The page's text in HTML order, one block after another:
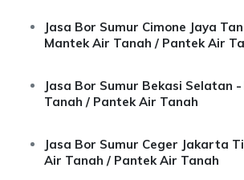
Jasa Bor Sumur Cimone Jaya
Mantek Air Tanah / Pantek Air
Jasa Bor Sumur Bekasi Selatan
Tanah / Pantek Air Tanah
Jasa Bor Sumur Ceger Jakarta
Air Tanah / Pantek Air Tanah